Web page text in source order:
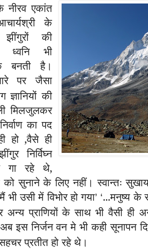
नीरव एकांत
के
झींगुरों की
ध्वनि भी
बनती है।
पर जैसा
ज्ञानियों की
मिलजुलकर
का पद
हो,वैसे ही
निर्विघ्न
गा रहे थे,
को सुनाने के लिए नहीं। स्वान्तः
भी उसी में विभोर हो गया’ ‘...मनुष्य के
अन्य प्राणियों के साथ भी वैसी ही
इस निर्जन वन मे भी कही सूनापन
प्रतीत हो रहे थे।